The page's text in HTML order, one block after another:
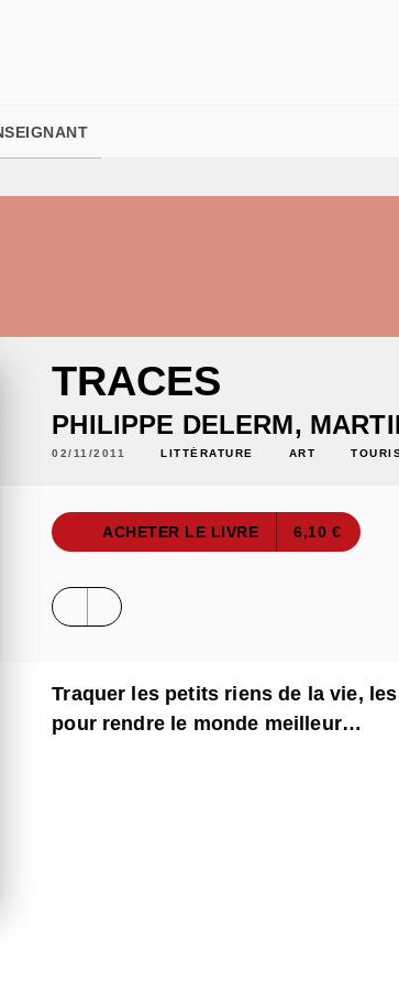
TRACES
PHILIPPE DELERM,
02/11/2011 LITTÉRATURE ART
ACHETER LE LIVRE 6,10 €
Traquer les petits riens de la vie,
pour rendre le monde meilleur…